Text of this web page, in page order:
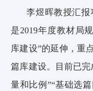
李煜晖教授汇
是2019年度教材局
库建设”的延伸 ， 重
篇库建设。目前已完
量和比例 ”“基础选